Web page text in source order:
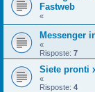
Fastweb
«
Messenger
«
Risposte: 7
Siete pronti
«
Risposte: 4